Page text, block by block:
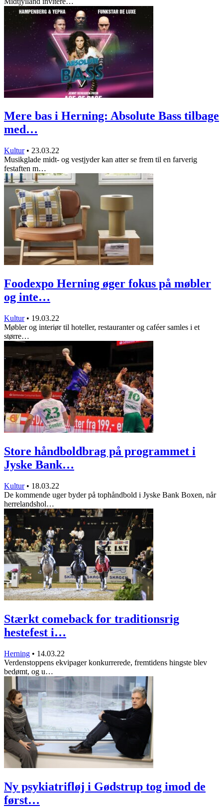
Mere bas i Herning: Absolute Bass tilbage
med…
Kultur • 23.03.22
Musikglade midt- og vestjyder kan atter se frem til en farverig
festaften m…
Foodexpo Herning øger fokus på møbler
og inte…
Kultur • 19.03.22
Møbler og interiør til hoteller, restauranter og caféer samles i et
større…
Store håndboldbrag på programmet i
Jyske Bank…
Kultur • 18.03.22
De kommende uger byder på tophåndbold i Jyske Bank Boxen, når
herrelandshol…
Stærkt comeback for traditionsrig
hestefest i…
Herning • 14.03.22
Verdenstoppens ekvipager konkurrerede, fremtidens hingste blev
bedømt, og u…
Ny psykiatrifløj i Gødstrup tog imod de
først…